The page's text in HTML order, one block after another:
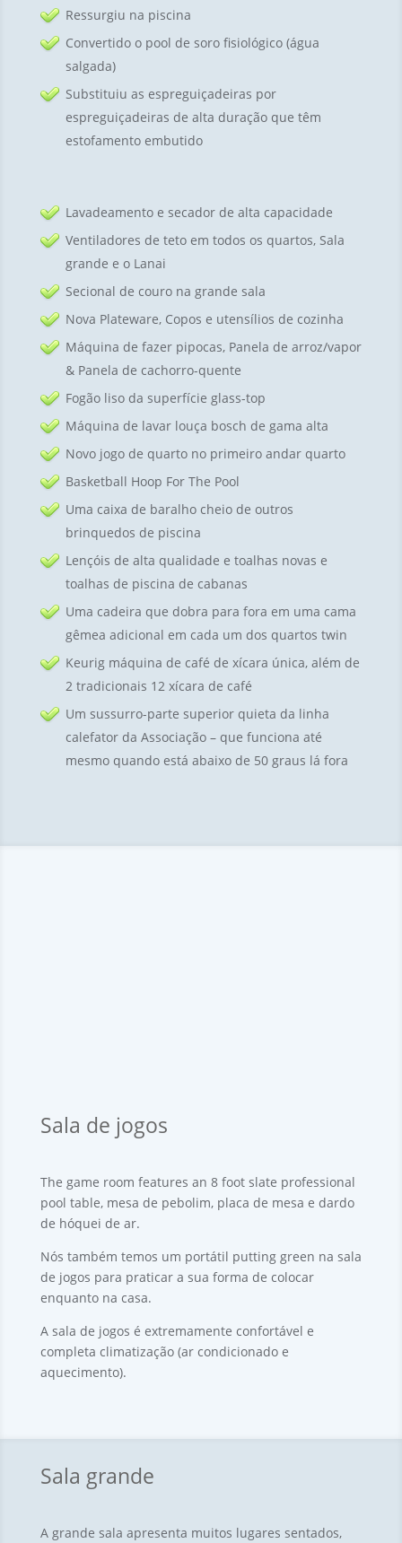
Ressurgiu na piscina
Convertido o pool de soro fisiológico (água
salgada)
Substituiu as espreguiçadeiras por
espreguiçadeiras de alta duração que têm
estofamento embutido
Lavadeamento e secador de alta capacidade
Ventiladores de teto em todos os quartos, Sala
grande e o Lanai
Secional de couro na grande sala
Nova Plateware, Copos e utensílios de cozinha
Máquina de fazer pipocas, Panela de arroz/vapor
& Panela de cachorro-quente
Fogão liso da superfície glass-top
Máquina de lavar louça bosch de gama alta
Novo jogo de quarto no primeiro andar quarto
Basketball Hoop For The Pool
Uma caixa de baralho cheio de outros
brinquedos de piscina
Lençóis de alta qualidade e toalhas novas e
toalhas de piscina de cabanas
Uma cadeira que dobra para fora em uma cama
gêmea adicional em cada um dos quartos twin
Keurig máquina de café de xícara única, além de
2 tradicionais 12 xícara de café
Um sussurro-parte superior quieta da linha
calefator da Associação – que funciona até
mesmo quando está abaixo de 50 graus lá fora
Sala de jogos
The game room features an 8 foot slate professional
pool table, mesa de pebolim, placa de mesa e dardo
de hóquei de ar.
Nós também temos um portátil putting green na sala
de jogos para praticar a sua forma de colocar
enquanto na casa.
A sala de jogos é extremamente confortável e
completa climatização (ar condicionado e
aquecimento).
Sala grande
A grande sala apresenta muitos lugares sentados,